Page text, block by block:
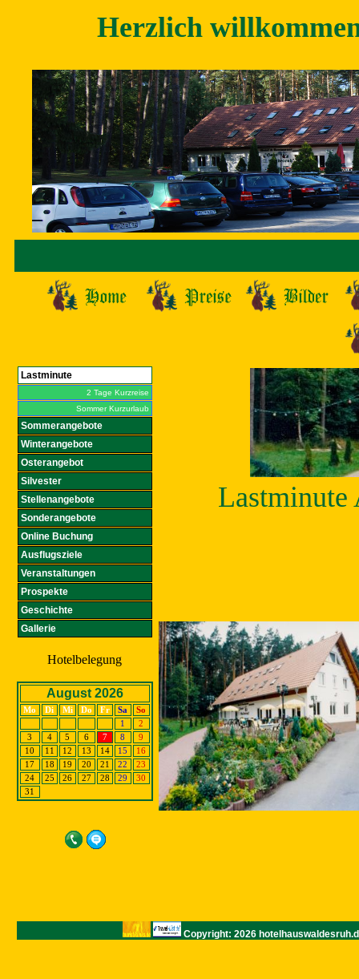
Herzlich
Lastminute
2 Tage Kurzreise
Sommer Kurzurlaub
Sommerangebote
Winterangebote
Osterangebot
Silvester
Stellenangebote
Sonderangebote
Online Buchung
Ausflugsziele
Veranstaltungen
Prospekte
Geschichte
Gallerie
Hotelbelegung
August 2026
Mo Di Mi Do Fr Sa
So
1
2
3
4 5 6 7 8
9
10
11 12 13 14 15
16
17
18 19 20 21 22
23
24
25 26 27 28 29
30
31
Lastminute
Copyright: 2026